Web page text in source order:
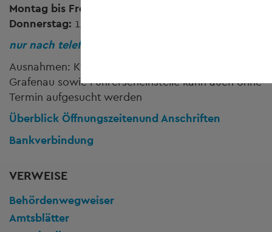
Montag bis Freitag:
Donnerstag: 13.00 bis 16.00 Uhr
nur nach telefonischer Vereinbarung!
Ausnahmen: Kfz-Zulassungsstellen Freyung und
Grafenau sowie Führerscheinstelle kann auch ohne
Termin aufgesucht werden
Überblick Öffnungszeitenund Anschriften
Bankverbindung
VERWEISE
Behördenwegweiser
Amtsblätter